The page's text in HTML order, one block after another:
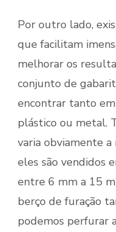
Por outro lado,
que facilitam
melhorar os
conjunto de
encontrar tanto
plástico ou metal.
varia obviamente
eles são vendidos
entre 6 mm a 15
berço de furação
podemos perfurar